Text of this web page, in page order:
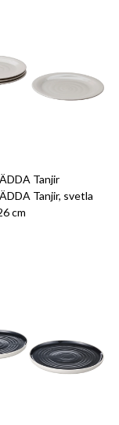
Tanjir
Tanjir, svetla
cm